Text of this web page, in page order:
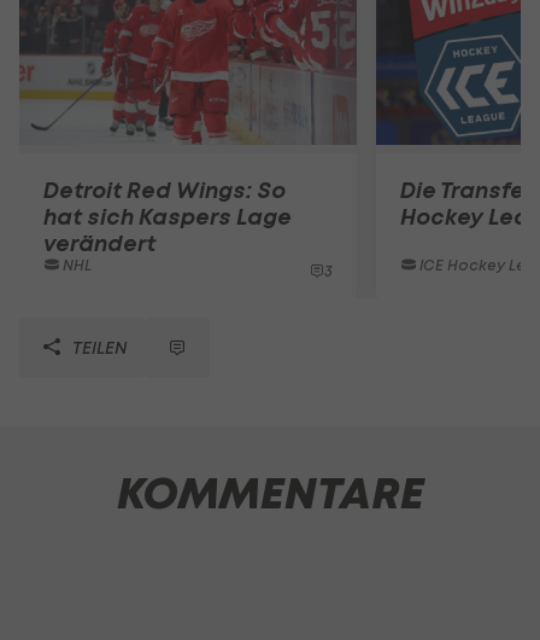
Detroit Red Wings: So
hat sich Kaspers Lage
verändert
NHL 3
Die
Hockey
ICE Hockey
TEILEN
KOMMENTARE